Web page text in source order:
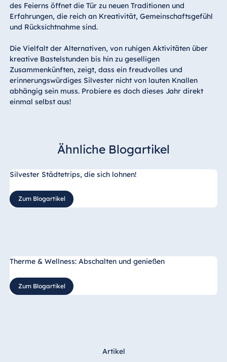
des Feierns öffnet die Tür zu neuen Traditionen und
Erfahrungen, die reich an Kreativität, Gemeinschaftsgefühl
und Rücksichtnahme sind.
Die Vielfalt der Alternativen, von ruhigen Aktivitäten über
kreative Bastelstunden bis hin zu geselligen
Zusammenkünften, zeigt, dass ein freudvolles und
erinnerungswürdiges Silvester nicht von lauten Knallen
abhängig sein muss. Probiere es doch dieses Jahr direkt
einmal selbst aus!
Ähnliche Blogartikel
Silvester Städtetrips, die sich lohnen!
Zum Blogartikel
Therme & Wellness: Abschalten und genießen
Zum Blogartikel
Artikel